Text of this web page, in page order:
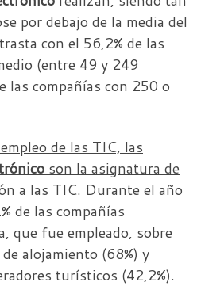
por debajo de la media del
con el 56,2% de las
(entre 49 y 249
las compañías con 250 o
de las TIC, las
son la asignatura de
a las TIC. Durante el año
de las compañías
que fue empleado, sobre
alojamiento (68%) y
turísticos (42,2%).